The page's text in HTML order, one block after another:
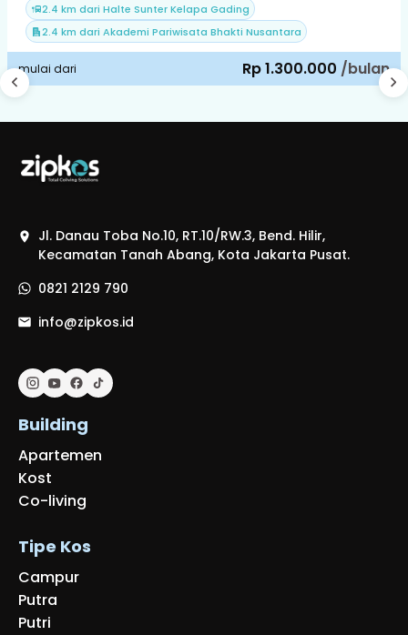
2.4 km dari Halte Sunter Kelapa Gading
2.4 km dari Akademi Pariwisata Bhakti Nusantara
mulai dari Rp 1.300.000 /bulan
Jl. Danau Toba No.10, RT.10/RW.3, Bend. Hilir,
Kecamatan Tanah Abang, Kota Jakarta Pusat.
0821 2129 790
info@zipkos.id
Building
Apartemen
Kost
Co-living
Tipe Kos
Campur
Putra
Putri